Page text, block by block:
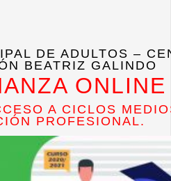
DE ADULTOS –
BEATRIZ GALINDO
ONLINE
A CICLOS
PROFESIONAL.